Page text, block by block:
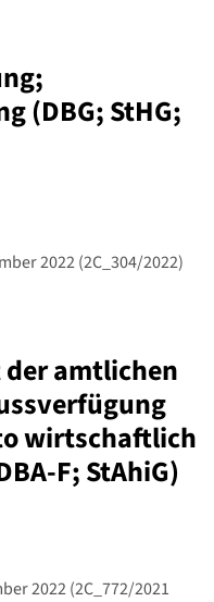
(DBG; StHG;
2022 (2C_304/2022)
amtlichen
wirtschaftlich
F; StAhiG)
2022 (2C_772/2021